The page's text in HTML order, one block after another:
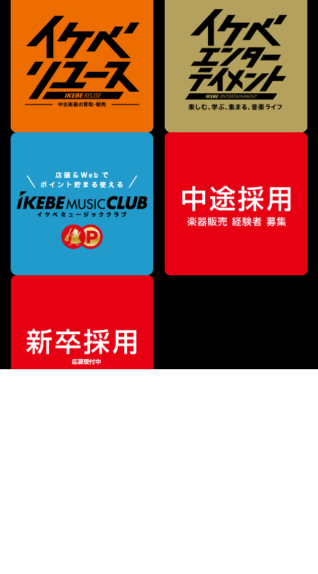
販売価格 ¥48,125（税込）
¥37,125（税込）